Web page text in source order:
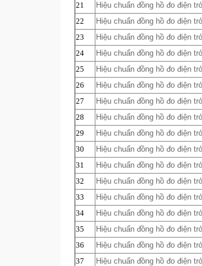
21
Hiệu chuẩn đồng hồ đo điện
22
Hiệu chuẩn đồng hồ đo điện
23
Hiệu chuẩn đồng hồ đo điện
24
Hiệu chuẩn đồng hồ đo điện
25
Hiệu chuẩn đồng hồ đo điện
26
Hiệu chuẩn đồng hồ đo điện
27
Hiệu chuẩn đồng hồ đo điện
28
Hiệu chuẩn đồng hồ đo điện
29
Hiệu chuẩn đồng hồ đo điện
30
Hiệu chuẩn đồng hồ đo điện
31
Hiệu chuẩn đồng hồ đo điện
32
Hiệu chuẩn đồng hồ đo điện
33
Hiệu chuẩn đồng hồ đo điện
34
Hiệu chuẩn đồng hồ đo điện
35
Hiệu chuẩn đồng hồ đo điện
36
Hiệu chuẩn đồng hồ đo điện
37
Hiệu chuẩn đồng hồ đo điện